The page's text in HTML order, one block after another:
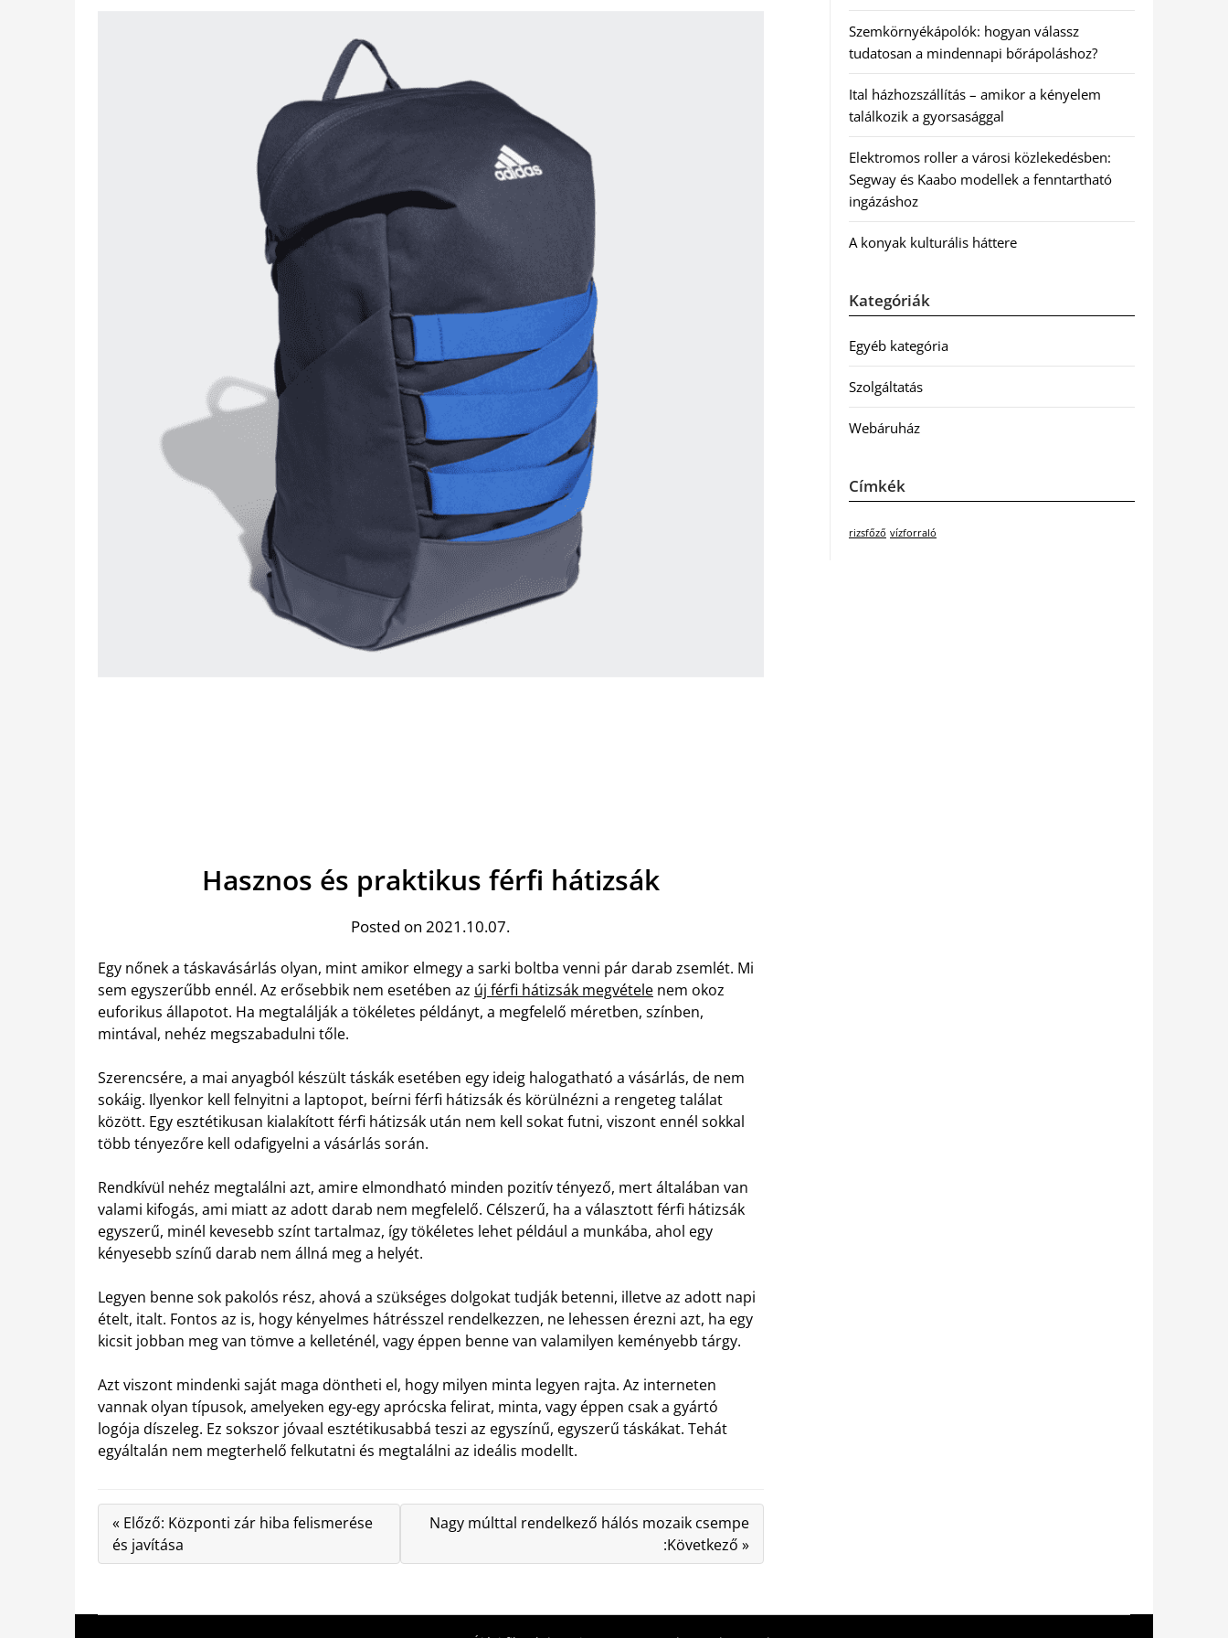
Hasznos és praktikus férfi hátizsák
Posted on 2021.10.07.
Egy nőnek a táskavásárlás olyan, mint amikor elmegy a sarki boltba venni pár darab zsemlét. Mi
sem egyszerűbb ennél. Az erősebbik nem esetében az új férfi hátizsák megvétele nem okoz
euforikus állapotot. Ha megtalálják a tökéletes példányt, a megfelelő méretben, színben,
mintával, nehéz megszabadulni tőle.
Szerencsére, a mai anyagból készült táskák esetében egy ideig halogatható a vásárlás, de nem
sokáig. Ilyenkor kell felnyitni a laptopot, beírni férfi hátizsák és körülnézni a rengeteg találat
között. Egy esztétikusan kialakított férfi hátizsák után nem kell sokat futni, viszont ennél sokkal
több tényezőre kell odafigyelni a vásárlás során.
Rendkívül nehéz megtalálni azt, amire elmondható minden pozitív tényező, mert általában van
valami kifogás, ami miatt az adott darab nem megfelelő. Célszerű, ha a választott férfi hátizsák
egyszerű, minél kevesebb színt tartalmaz, így tökéletes lehet például a munkába, ahol egy
kényesebb színű darab nem állná meg a helyét.
Legyen benne sok pakolós rész, ahová a szükséges dolgokat tudják betenni, illetve az adott napi
ételt, italt. Fontos az is, hogy kényelmes hátrésszel rendelkezzen, ne lehessen érezni azt, ha egy
kicsit jobban meg van tömve a kelleténél, vagy éppen benne van valamilyen keményebb tárgy.
Azt viszont mindenki saját maga döntheti el, hogy milyen minta legyen rajta. Az interneten
vannak olyan típusok, amelyeken egy-egy aprócska felirat, minta, vagy éppen csak a gyártó
logója díszeleg. Ez sokszor jóvaal esztétikusabbá teszi az egyszínű, egyszerű táskákat. Tehát
egyáltalán nem megterhelő felkutatni és megtalálni az ideális modellt.
« Előző: Központi zár hiba felismerése
és javítása
Nagy múlttal rendelkező hálós mozaik csempe
:Következő »
Szemkörnyékápolók: hogyan válassz
tudatosan a mindennapi bőrápoláshoz?
Ital házhozszállítás – amikor a kényelem
találkozik a gyorsasággal
Elektromos roller a városi közlekedésben:
Segway és Kaabo modellek a fenntartható
ingázáshoz
A konyak kulturális háttere
Kategóriák
Egyéb kategória
Szolgáltatás
Webáruház
Címkék
rizsfőző vízforraló